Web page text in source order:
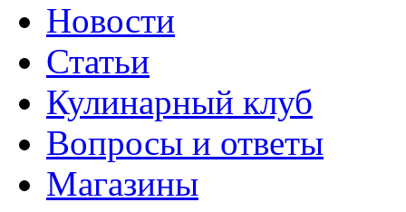
Новости
Статьи
Кулинарный клуб
Вопросы и ответы
Магазины